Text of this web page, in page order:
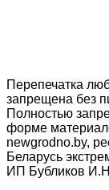
Перепечатка
запрещена без
Полностью
форме
newgrodno.by,
Беларусь
ИП Бубликов